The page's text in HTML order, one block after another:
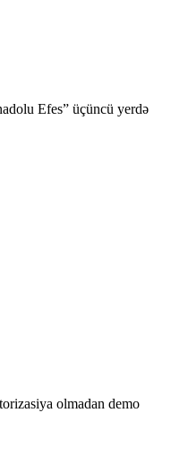
Efes” üçüncü yerdə
olmadan demo